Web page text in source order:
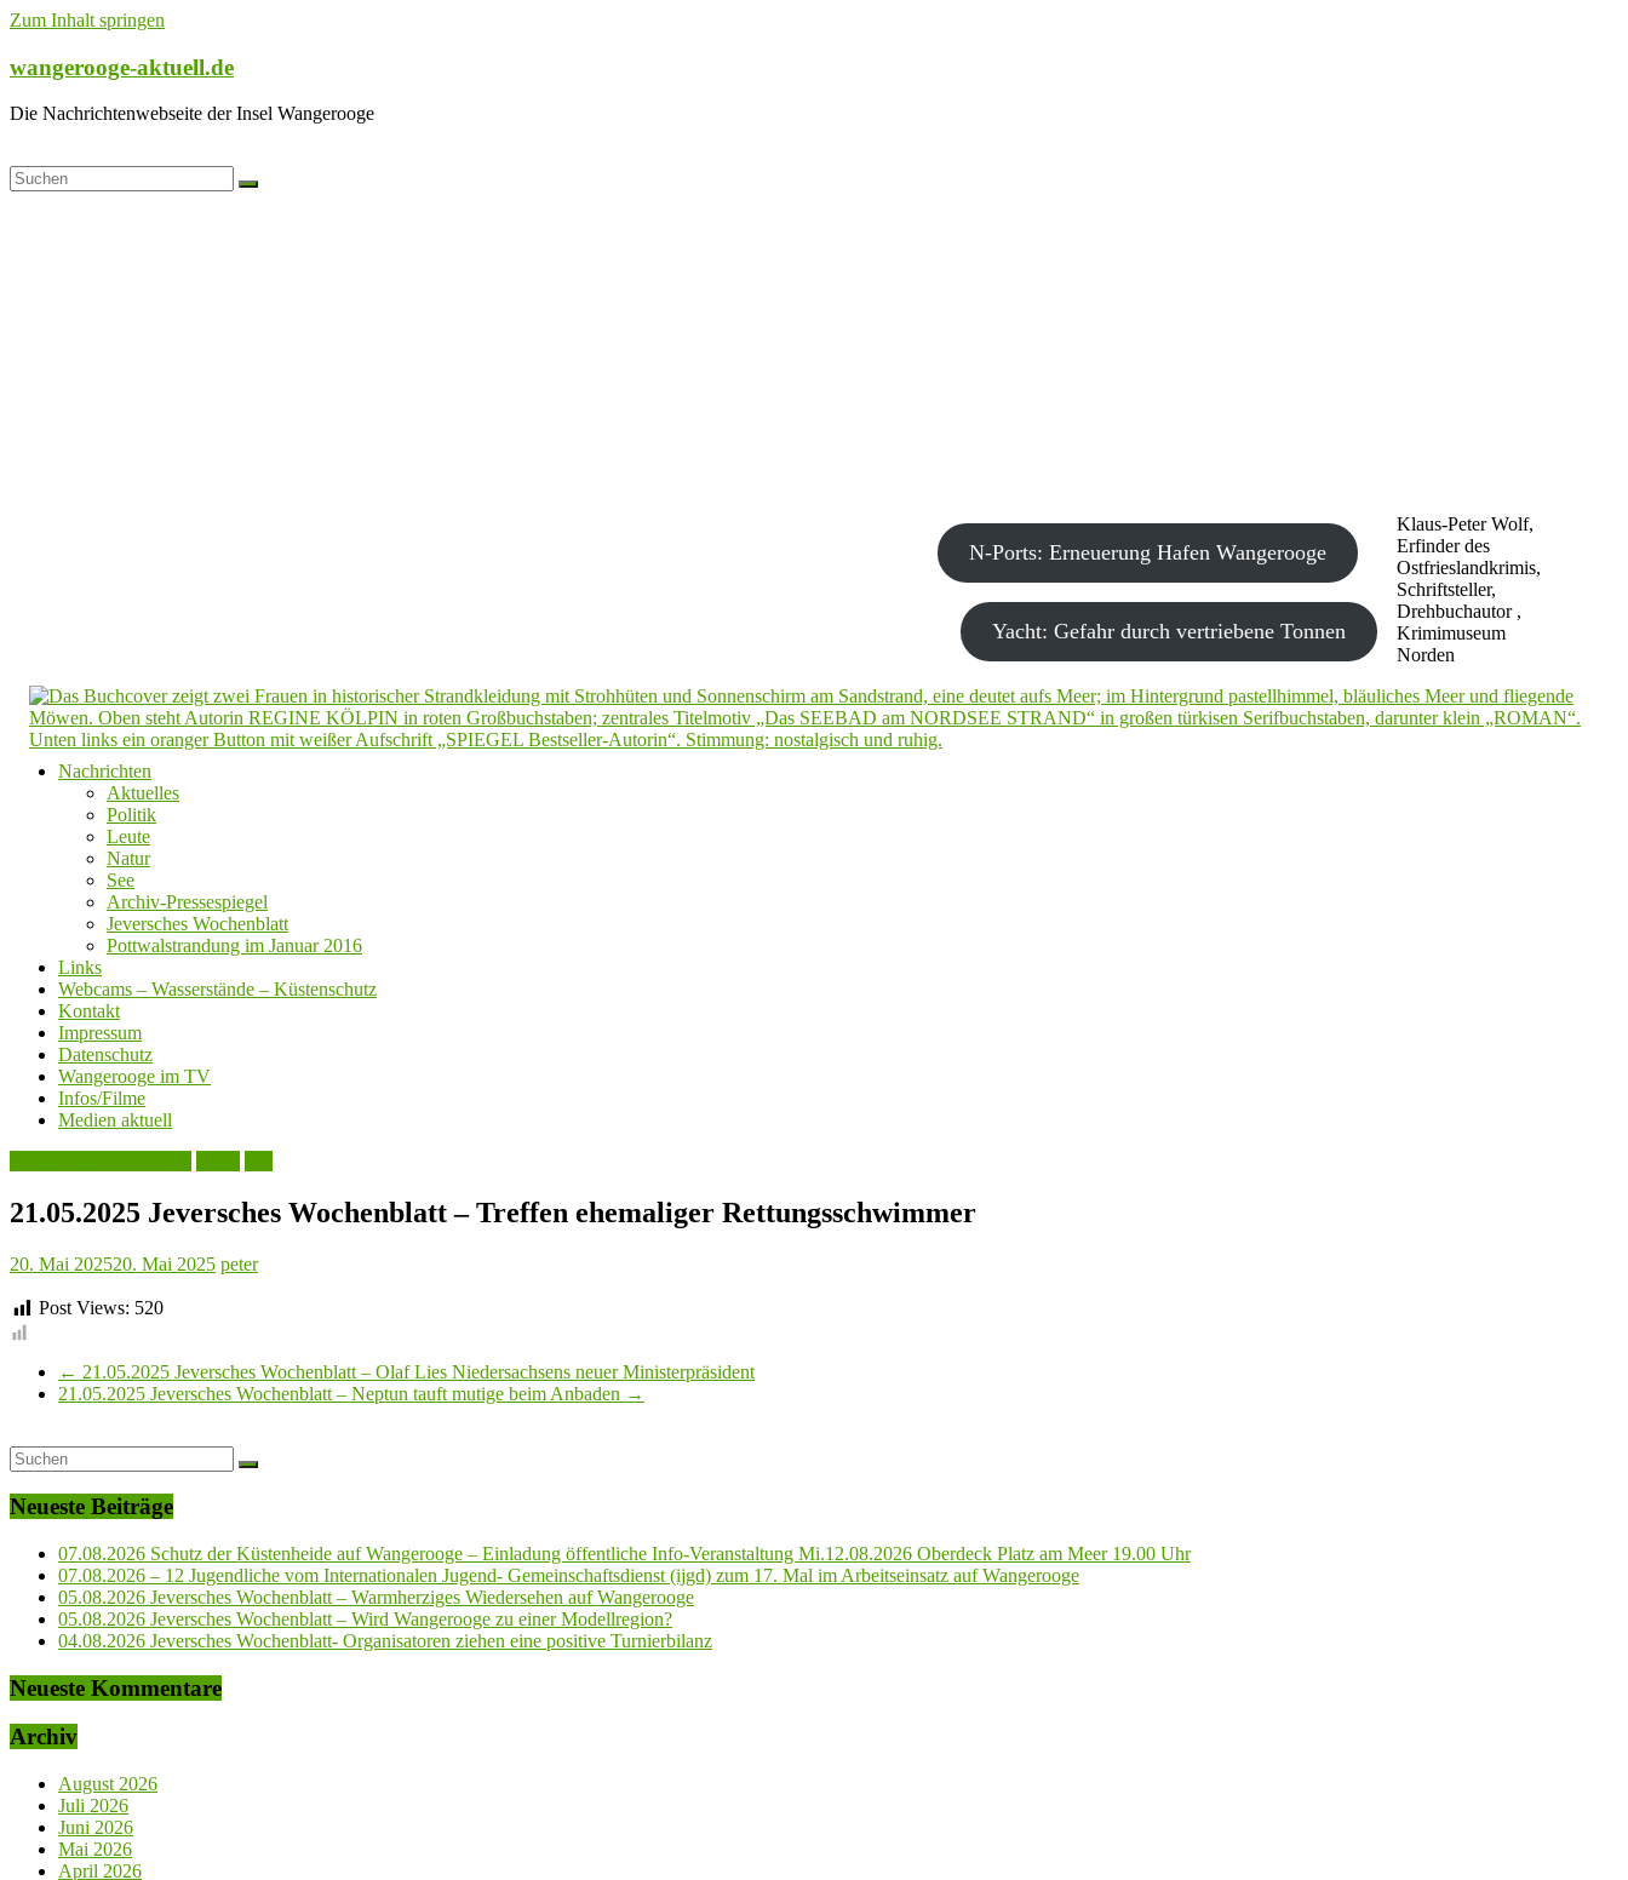
Zum Inhalt springen
wangerooge-aktuell.de
Die Nachrichtenwebseite der Insel Wangerooge
Klaus-Peter Wolf,
Erfinder des
Ostfrieslandkrimis,
Schriftsteller,
Drehbuchautor ,
Krimimuseum
Norden
N-Ports: Erneuerung Hafen Wangerooge
Yacht: Gefahr durch vertriebene Tonnen
Nachrichten
Aktuelles
Politik
Leute
Natur
See
Archiv-Pressespiegel
Jeversches Wochenblatt
Pottwalstrandung im Januar 2016
Links
Webcams – Wasserstände – Küstenschutz
Kontakt
Impressum
Datenschutz
Wangerooge im TV
Infos/Filme
Medien aktuell
21.05.2025 Jeversches Wochenblatt – Treffen ehemaliger Rettungsschwimmer
20. Mai 202520. Mai 2025 peter
Post Views: 520
← 21.05.2025 Jeversches Wochenblatt – Olaf Lies Niedersachsens neuer Ministerpräsident
21.05.2025 Jeversches Wochenblatt – Neptun tauft mutige beim Anbaden →
Neueste Beiträge
07.08.2026 Schutz der Küstenheide auf Wangerooge – Einladung öffentliche Info-Veranstaltung Mi.12.08.2026 Oberdeck Platz am Meer 19.00 Uhr
07.08.2026 – 12 Jugendliche vom Internationalen Jugend- Gemeinschaftsdienst (ijgd) zum 17. Mal im Arbeitseinsatz auf Wangerooge
05.08.2026 Jeversches Wochenblatt – Warmherziges Wiedersehen auf Wangerooge
05.08.2026 Jeversches Wochenblatt – Wird Wangerooge zu einer Modellregion?
04.08.2026 Jeversches Wochenblatt- Organisatoren ziehen eine positive Turnierbilanz
Neueste Kommentare
Archiv
August 2026
Juli 2026
Juni 2026
Mai 2026
April 2026